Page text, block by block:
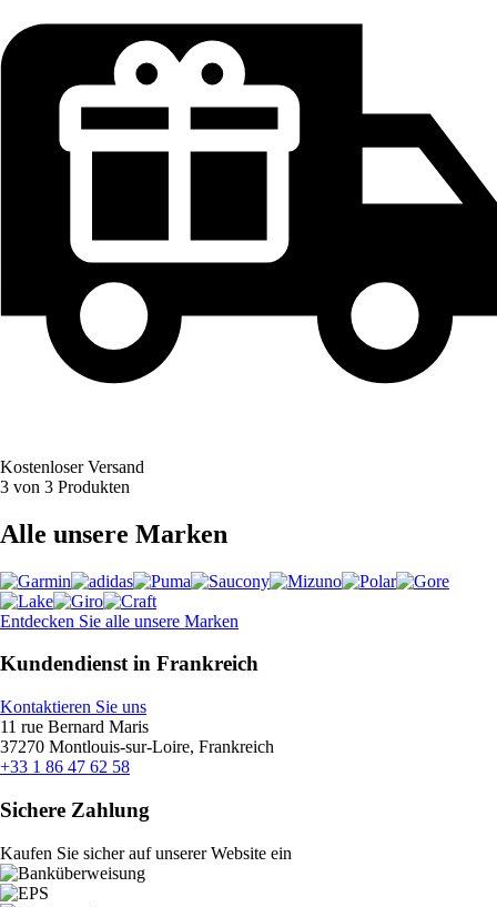
Kostenloser Versand
3 von 3 Produkten
Alle unsere Marken
Entdecken Sie alle unsere Marken
Kundendienst in Frankreich
Kontaktieren Sie uns
11 rue Bernard Maris
37270 Montlouis-sur-Loire, Frankreich
+33 1 86 47 62 58
Sichere Zahlung
Kaufen Sie sicher auf unserer Website ein